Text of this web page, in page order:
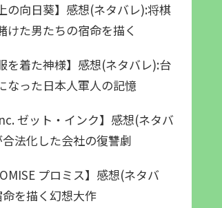
の向日葵】感想(ネタバレ):将棋
けた男たちの宿命を描く
を着た神様】感想(ネタバレ):台
なった日本人軍人の記憶
ゼット・インク】感想(ネタバ
合法化した会社の復讐劇
プロミス】感想(ネタバ
命を描く幻想大作